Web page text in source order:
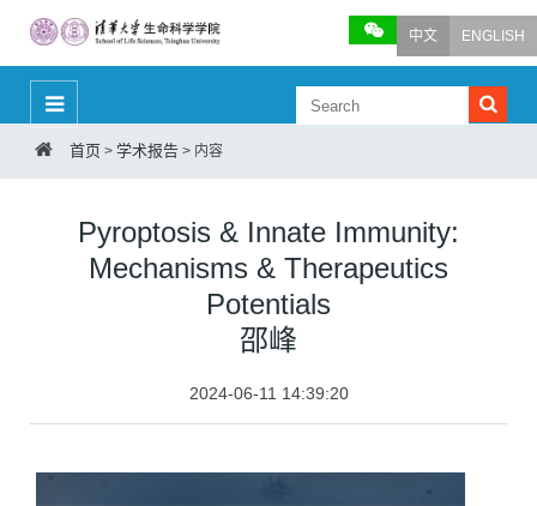
中文 ENGLISH
首页 > 学术报告 > 内容
Pyroptosis & Innate Immunity:
Mechanisms & Therapeutics
Potentials
邵峰
2024-06-11 14:39:20